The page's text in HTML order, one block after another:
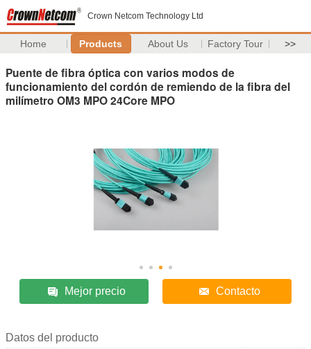
Crown Netcom Technology Ltd
Home Products About Us Factory Tour >>
Puente de fibra óptica con varios modos de
funcionamiento del cordón de remiendo de la fibra del
milímetro OM3 MPO 24Core MPO
Mejor precio Contacto
Datos del producto